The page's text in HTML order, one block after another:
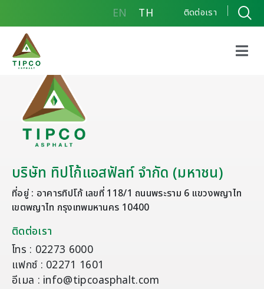
EN TH ติดต่อเรา
บริษัท ทิปโก้แอสฟัลท์ จำกัด (มหาชน)
ที่อยู่ : อาคารทิปโก้ เลขที่ 118/1 ถนนพระราม 6 แขวงพญาไท
เขตพญาไท กรุงเทพมหานคร 10400
ติดต่อเรา
โทร : 02273 6000
แฟกซ์ : 02271 1601
อีเมล : info@tipcoasphalt.com